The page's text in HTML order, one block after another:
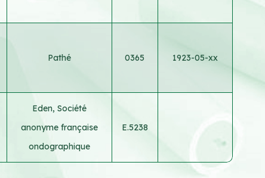
Pathé 0365 1923-05-xx
Eden, Société
anonyme française
ondographique
E.5238